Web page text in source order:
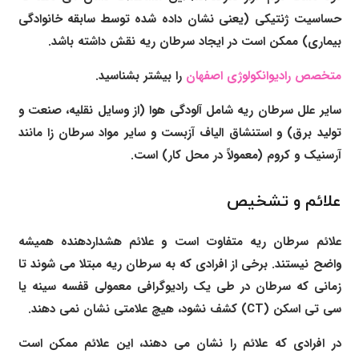
حساسیت ژنتیکی (یعنی نشان داده شده توسط سابقه خانوادگی
بیماری) ممکن است در ایجاد سرطان ریه نقش داشته باشد.
متخصص رادیوانکولوژی اصفهان را بیشتر بشناسید.
سایر علل سرطان ریه شامل آلودگی هوا (از وسایل نقلیه، صنعت و
تولید برق) و استنشاق الیاف آزبست و سایر مواد سرطان زا مانند
آرسنیک و کروم (معمولاً در محل کار) است.
علائم و تشخیص
علائم سرطان ریه متفاوت است و علائم هشداردهنده همیشه
واضح نیستند. برخی از افرادی که به سرطان ریه مبتلا می شوند تا
زمانی که سرطان در طی یک رادیوگرافی معمولی قفسه سینه یا
سی تی اسکن (CT) کشف نشود، هیچ علامتی نشان نمی دهند.
در افرادی که علائم را نشان می دهند، این علائم ممکن است